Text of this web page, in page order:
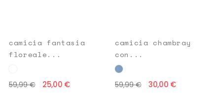
camicia fantasia
floreale...
59,99 € 25,00 €
camicia chambray
con...
59,99 € 30,00 €